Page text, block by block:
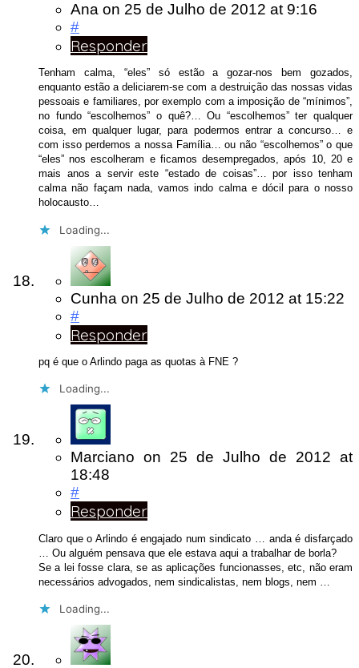
Ana on 25 de Julho de 2012 at 9:16
#
Responder
Tenham calma, “eles” só estão a gozar-nos bem gozados,
enquanto estão a deliciarem-se com a destruição das nossas vidas
pessoais e familiares, por exemplo com a imposição de “mínimos”,
no fundo “escolhemos” o quê?… Ou “escolhemos” ter qualquer
coisa, em qualquer lugar, para podermos entrar a concurso… e
com isso perdemos a nossa Família… ou não “escolhemos” o que
“eles” nos escolheram e ficamos desempregados, após 10, 20 e
mais anos a servir este “estado de coisas”… por isso tenham
calma não façam nada, vamos indo calma e dócil para o nosso
holocausto…
Loading...
Cunha on 25 de Julho de 2012 at 15:22
#
Responder
pq é que o Arlindo paga as quotas à FNE ?
Loading...
Marciano on 25 de Julho de 2012 at
18:48
#
Responder
Claro que o Arlindo é engajado num sindicato … anda é disfarçado
… Ou alguém pensava que ele estava aqui a trabalhar de borla?
Se a lei fosse clara, se as aplicações funcionasses, etc, não eram
necessários advogados, nem sindicalistas, nem blogs, nem …
Loading...